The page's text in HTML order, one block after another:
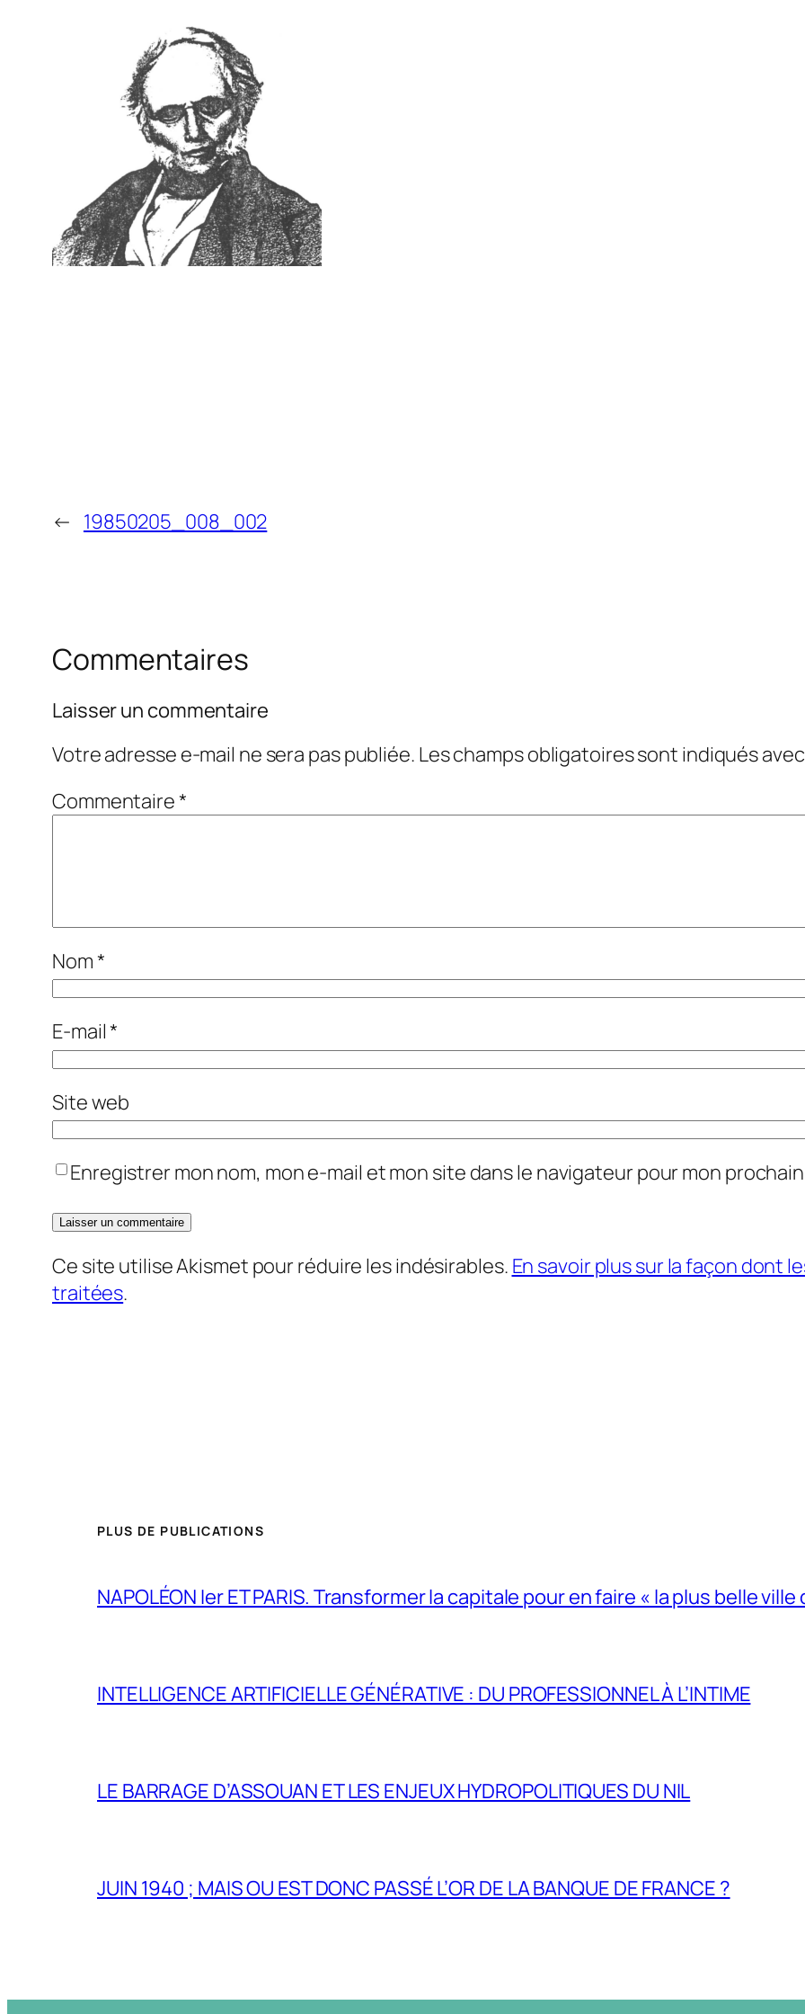
← 19850205_008_002
Commentaires
Laisser un commentaire
Votre adresse e-mail ne sera pas publiée. Les champs obligatoires sont indiqués
Commentaire*
Nom*
E-mail*
Site web
Enregistrer mon nom, mon e-mail et mon site dans le navigateur pour mon
Ce site utilise Akismet pour réduire les indésirables. En savoir plus sur la façon dont
traitées.
PLUS DE PUBLICATIONS
NAPOLÉON Ier ET PARIS. Transformer la capitale pour en faire « la plus belle
INTELLIGENCE ARTIFICIELLE GÉNÉRATIVE : DU PROFESSIONNEL À L’INTIME
LE BARRAGE D’ASSOUAN ET LES ENJEUX HYDROPOLITIQUES DU NIL
JUIN 1940 ; MAIS OU EST DONC PASSÉ L’OR DE LA BANQUE DE FRANCE ?